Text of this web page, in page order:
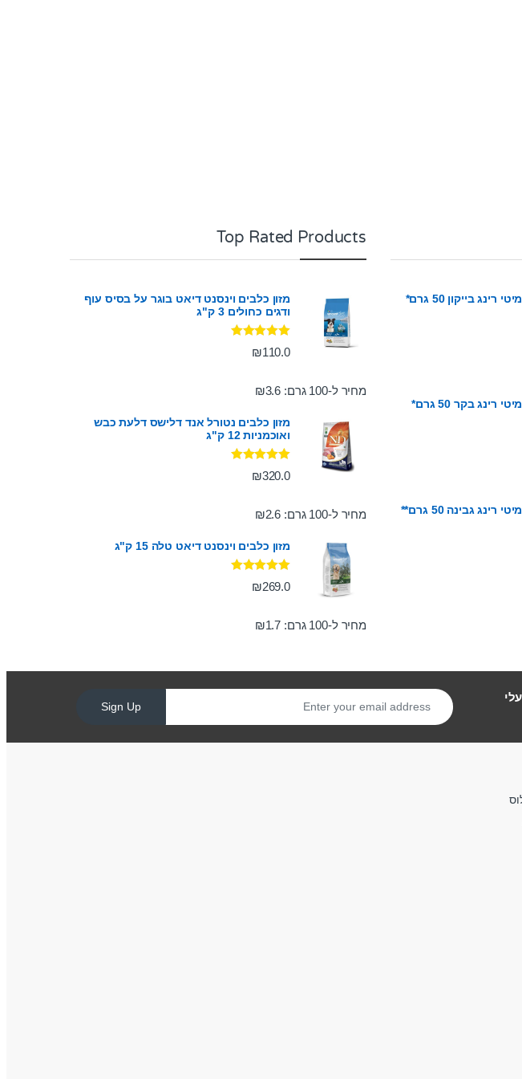
בייקון 50 גרם*
בקר 50 גרם*
גבינה 50 גרם**
Top Rated Products
מזון כלבים וינסנט דיאט בוגר על בסיס עוף
ודגים כחולים 3 ק"ג
דורג 5.00
מתוך 5 ₪110.0
מחיר ל-100 גרם: ₪3.6
מזון כלבים נטורל אנד דלישס דלעת כבש
ואוכמניות 12 ק"ג
דורג5.00
מתוך 5 ₪320.0
מחיר ל-100 גרם: ₪2.6
מזון כלבים וינסנט דיאט טלה 15 ק"ג
דורג5.00
מתוך 5 ₪269.0
מחיר ל-100 גרם: ₪1.7
Sign Up